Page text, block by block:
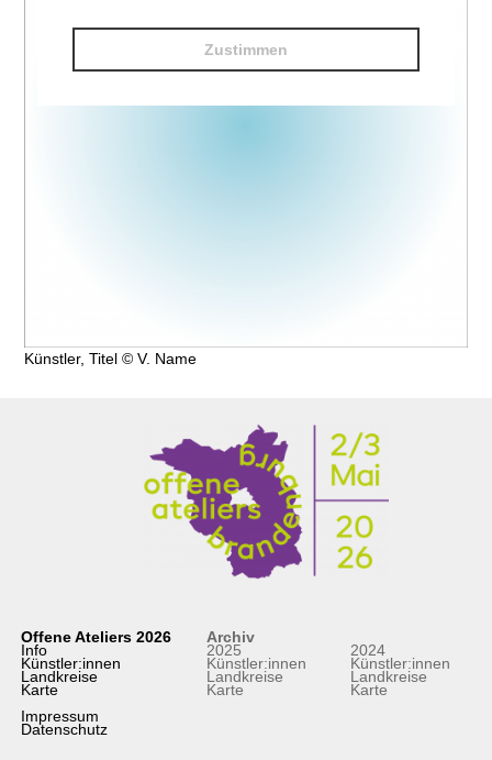
Künstler, Titel © V. Name
Offene Ateliers 2026
Info
Künstler:innen
Landkreise
Karte
Impressum
Datenschutz
Archiv
2025
Künstler:innen
Landkreise
Karte
2024
Künstler:innen
Landkreise
Karte
Zustimmen